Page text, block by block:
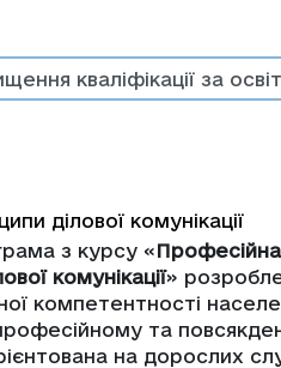
ділової комунікації
з курсу «Професійна
комунікації»
компетентності
та
на дорослих